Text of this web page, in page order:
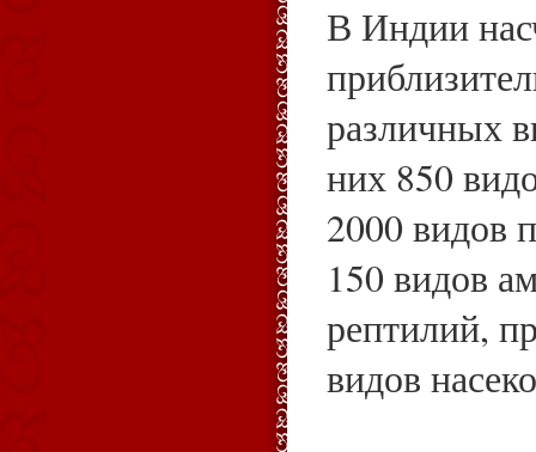
В Индии
различных
них 850
2000 видов
150 видов
рептилий,
видов